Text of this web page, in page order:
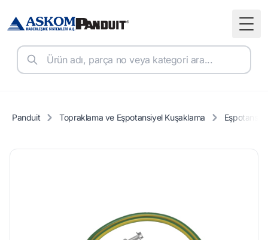
Panduit Topraklama ve Eşpotansiyel Kuşaklama